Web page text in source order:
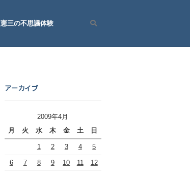
憲三の不思議体験
アーカイブ
2009年4月
月
火 水 木 金 土 日
1 2 3 4 5
6 7 8 9 10 11 12